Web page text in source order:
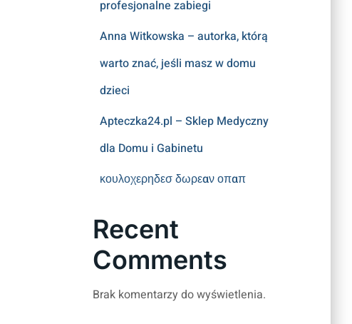
profesjonalne zabiegi
Anna Witkowska – autorka, którą
warto znać, jeśli masz w domu
dzieci
Apteczka24.pl – Sklep Medyczny
dla Domu i Gabinetu
κουλοχερηδεσ δωρεαν οπαπ
Recent
Comments
Brak komentarzy do wyświetlenia.